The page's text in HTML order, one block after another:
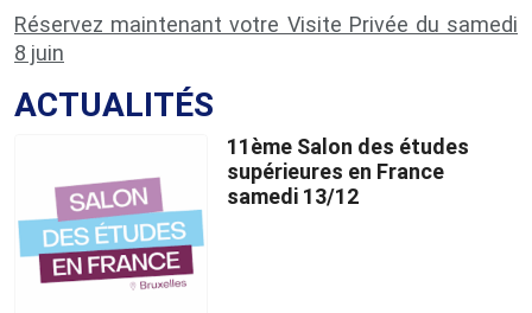
Réservez maintenant votre Visite Privée du samedi
8 juin
ACTUALITÉS
11ème Salon des études
supérieures en France
samedi 13/12